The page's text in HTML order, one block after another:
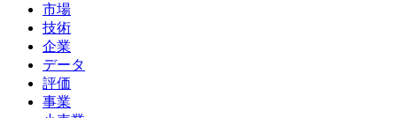
市場
技術
企業
データ
評価
事業